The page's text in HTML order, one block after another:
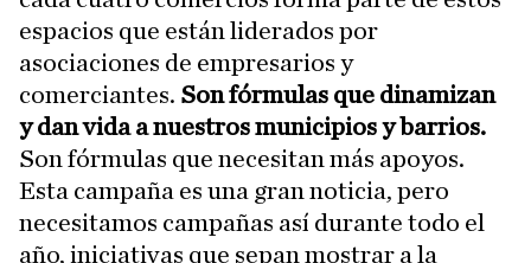
espacios que están liderados por
asociaciones de empresarios y
comerciantes. Son fórmulas que dinamizan
y dan vida a nuestros municipios y barrios.
Son fórmulas que necesitan más apoyos.
Esta campaña es una gran noticia, pero
necesitamos campañas así durante todo el
año, iniciativas que sepan mostrar a la